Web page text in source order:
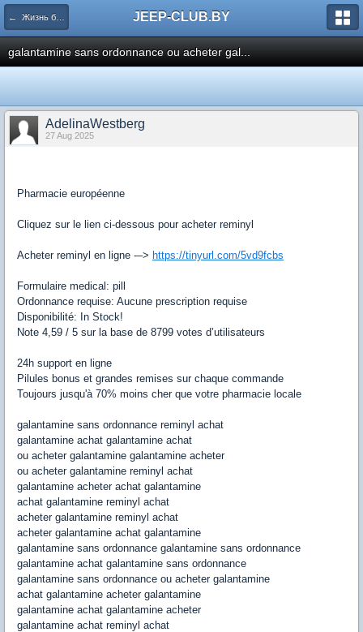
← Жизнь белорусского Jeep клуба JEEP-CLUB.BY
galantamine sans ordonnance ou acheter gal...
AdelinaWestberg
27 Aug 2025
Pharmacie européenne
Cliquez sur le lien ci-dessous pour acheter reminyl
Acheter reminyl en ligne -–> https://tinyurl.com/5vd9fcbs
Formulaire medical: pill
Ordonnance requise: Aucune prescription requise
Disponibilité: In Stock!
Note 4,59 / 5 sur la base de 8799 votes d’utilisateurs
24h support en ligne
Pilules bonus et grandes remises sur chaque commande
Toujours jusqu'à 70% moins cher que votre pharmacie locale
galantamine sans ordonnance reminyl achat
galantamine achat galantamine achat
ou acheter galantamine galantamine acheter
ou acheter galantamine reminyl achat
galantamine acheter achat galantamine
achat galantamine reminyl achat
acheter galantamine reminyl achat
acheter galantamine achat galantamine
galantamine sans ordonnance galantamine sans ordonnance
galantamine achat galantamine sans ordonnance
galantamine sans ordonnance ou acheter galantamine
achat galantamine acheter galantamine
galantamine achat galantamine acheter
galantamine achat reminyl achat